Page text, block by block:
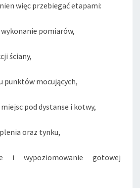
więc przebiegać etapami:
pomiarów,
ściany,
punktów mocujących,
pod dystanse i kotwy,
oraz tynku,
i wypoziomowanie gotowej